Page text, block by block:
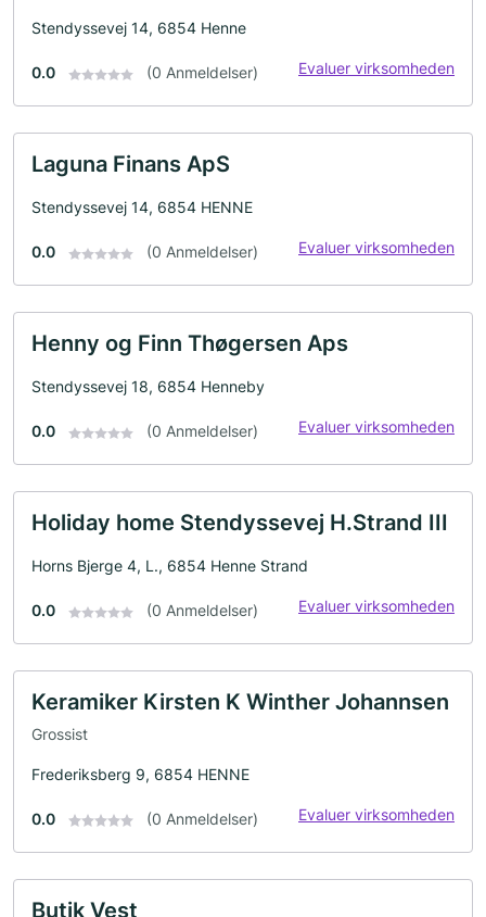
Stendyssevej 14, 6854 Henne
0.0 (0 Anmeldelser) Evaluer virksomheden
Laguna Finans ApS
Stendyssevej 14, 6854 HENNE
0.0 (0 Anmeldelser) Evaluer virksomheden
Henny og Finn Thøgersen Aps
Stendyssevej 18, 6854 Henneby
0.0 (0 Anmeldelser) Evaluer virksomheden
Holiday home Stendyssevej H.Strand III
Horns Bjerge 4, L., 6854 Henne Strand
0.0 (0 Anmeldelser) Evaluer virksomheden
Keramiker Kirsten K Winther Johannsen
Grossist
Frederiksberg 9, 6854 HENNE
0.0 (0 Anmeldelser) Evaluer virksomheden
Butik Vest